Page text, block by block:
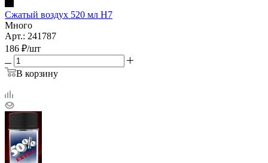
Сжатый воздух 520 мл H7
Много
Арт.: 241787
186 ₽/шт
В корзину